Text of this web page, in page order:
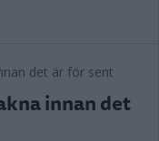
innan det